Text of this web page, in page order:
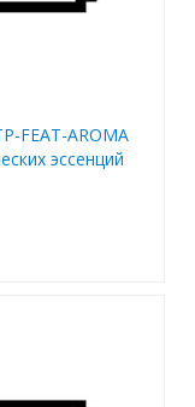
FEAT-AROMA
эссенций